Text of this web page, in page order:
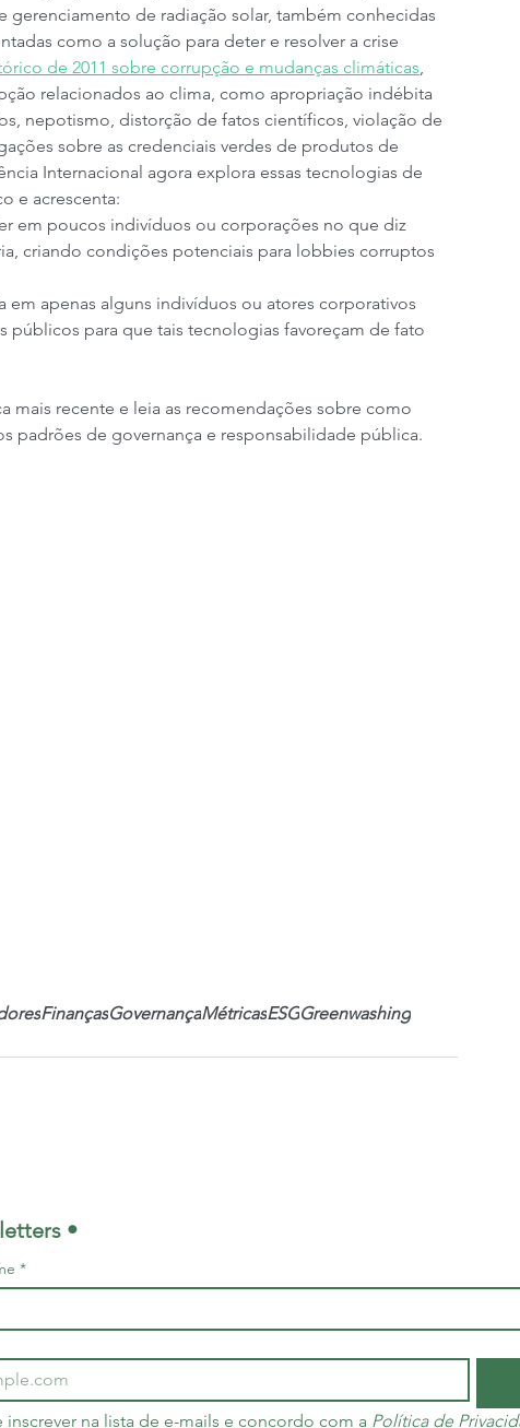
gerenciamento de radiação solar, também conhecidas
como a solução para deter e resolver a crise
de 2011 sobre corrupção e mudanças climáticas,
relacionados ao clima, como apropriação indébita
nepotismo, distorção de fatos científicos, violação de
sobre as credenciais verdes de produtos de
Internacional agora explora essas tecnologias de
e acrescenta:
em poucos indivíduos ou corporações no que diz
criando condições potenciais para lobbies corruptos
apenas alguns indivíduos ou atores corporativos
públicos para que tais tecnologias favoreçam de fato
recente e leia as recomendações sobre como
padrões de governança e responsabilidade pública.
FinançasGovernançaMétricasESGGreenwashing
•
*
na lista de e-mails e concordo com a Política de